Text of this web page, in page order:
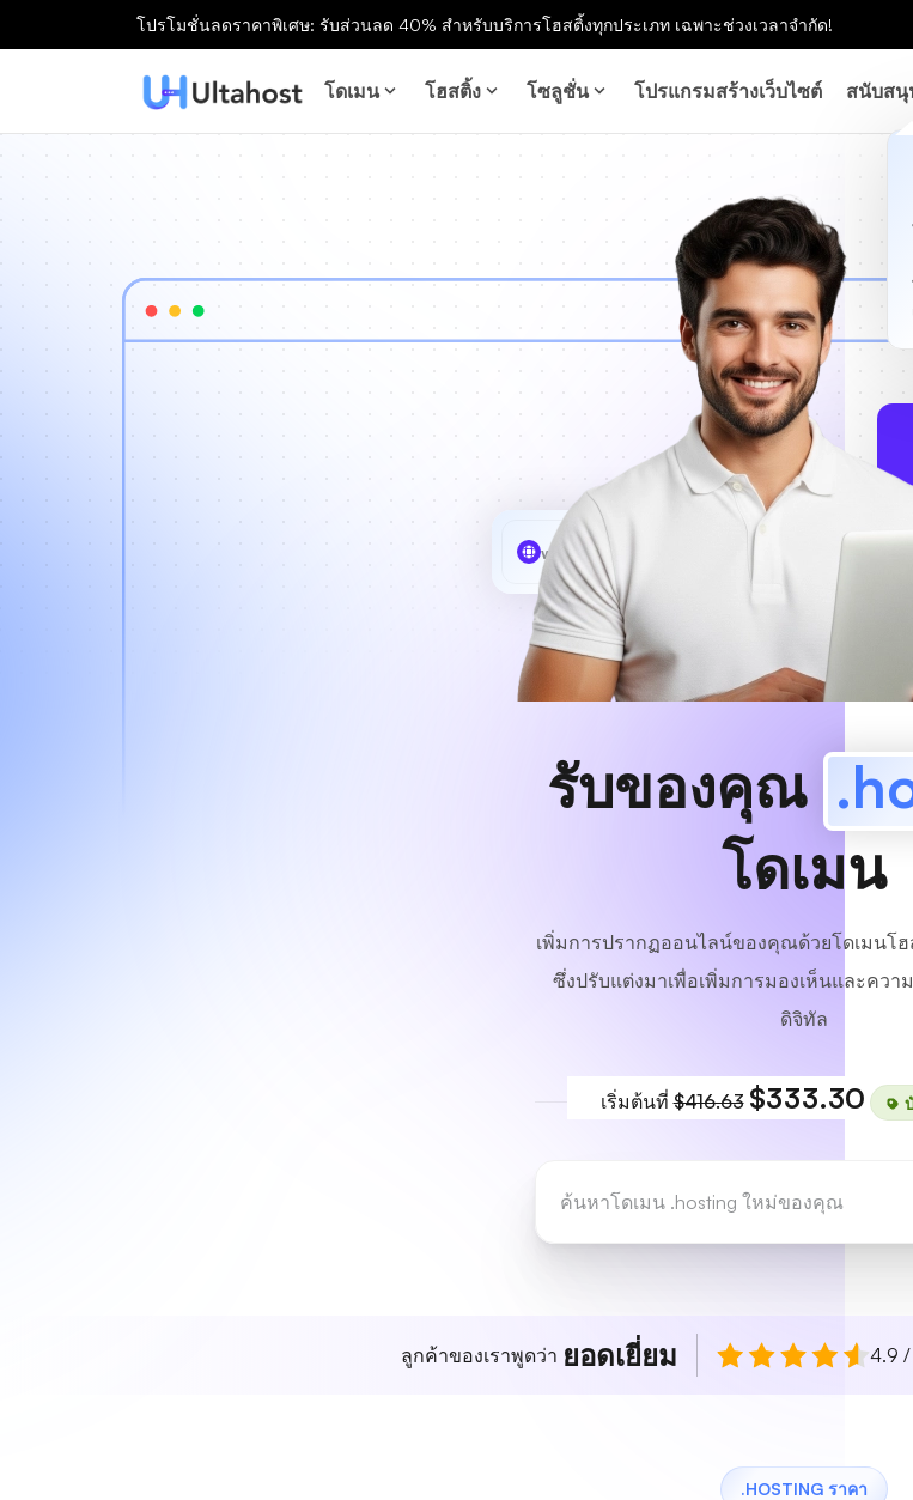
โปรโมชั่นลดราคาพิเศษ: รับส่วนลด 40% สำหรับบริการโฮสติ้งทุกประเภท เฉพาะช่วงเวลาจำกัด!
โดเมน โฮสติ้ง โซลูชั่น โปรแกรมสร้างเว็บไซต์ สนับสนุ
www MyCafe
รับของคุณ
โดเมน
เพิ่มการปรากฏออนไลน์ของคุณด้วยโดเมนโฮ
ซึ่งปรับแต่งมาเพื่อเพิ่มการมองเห็นและคว
ดิจิทัล
เริ่มต้นที่$416.63 $333.30
ลูกค้าของเราพูดว่า ยอดเยี่ยม 4.9
.HOSTING ราคา